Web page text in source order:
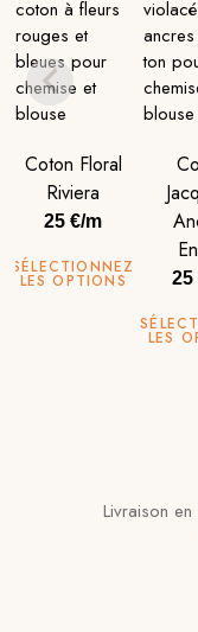
Coton Floral
Riviera
25 €/m
SÉLECTIONNEZ
LES OPTIONS 25
LES
Livraison